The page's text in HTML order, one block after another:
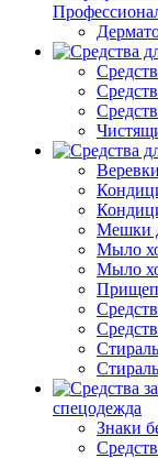
Мешки
Мыло
Мыло
спецодежда
Знаки